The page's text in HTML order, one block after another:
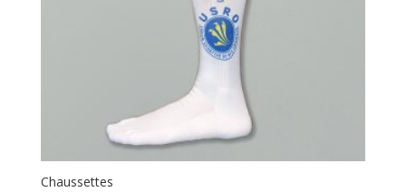
Chaussettes